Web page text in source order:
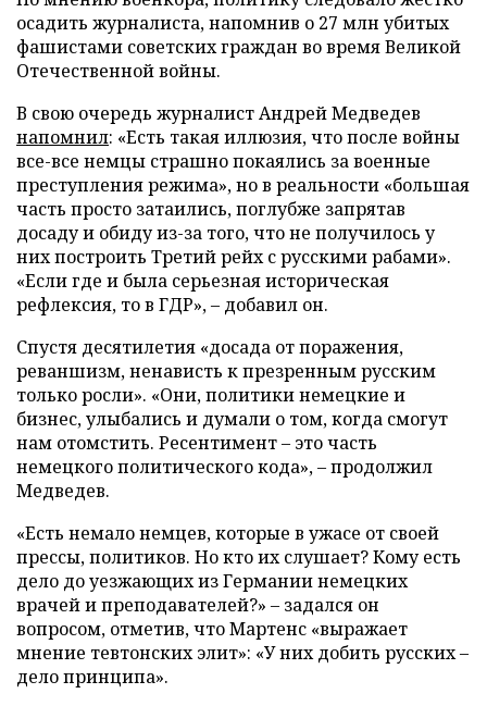
осадить журналиста, напомнив о 27 млн убитых
фашистами советских граждан во время Великой
Отечественной войны.
В свою очередь журналист Андрей Медведев
напомнил: «Есть такая иллюзия, что после войны
все-все немцы страшно покаялись за военные
преступления режима», но в реальности «большая
часть просто затаились, поглубже запрятав
досаду и обиду из-за того, что не получилось у
них построить Третий рейх с русскими рабами».
«Если где и была серьезная историческая
рефлексия, то в ГДР», – добавил он.
Спустя десятилетия «досада от поражения,
реваншизм, ненависть к презренным русским
только росли». «Они, политики немецкие и
бизнес, улыбались и думали о том, когда смогут
нам отомстить. Ресентимент – это часть
немецкого политического кода», – продолжил
Медведев.
«Есть немало немцев, которые в ужасе от своей
прессы, политиков. Но кто их слушает? Кому есть
дело до уезжающих из Германии немецких
врачей и преподавателей?» – задался он
вопросом, отметив, что Мартенс «выражает
мнение тевтонских элит»: «У них добить русских –
дело принципа».